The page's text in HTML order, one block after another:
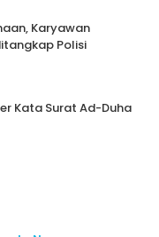
Karyawan
Polisi
Kata Surat Ad-Duha